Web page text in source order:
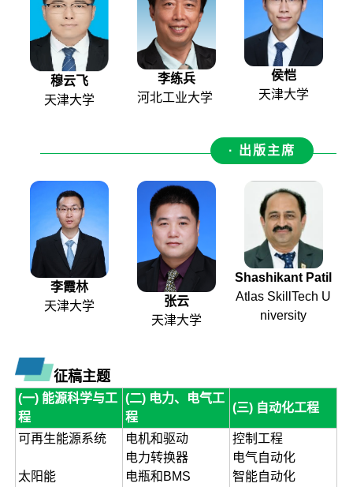
穆云飞
天津大学
李练兵
河北工业大学
侯恺
天津大学
· 出版主席
李霞林
天津大学
张云
天津大学
Shashikant Patil
Atlas SkillTech U
niversity
征稿主题
(一) 能源科学与工
程
(二) 电力、电气工
程
(三) 自动化工程
可再生能源系统
太阳能
电机和驱动
电力转换器
电瓶和BMS
控制工程
电气自动化
智能自动化